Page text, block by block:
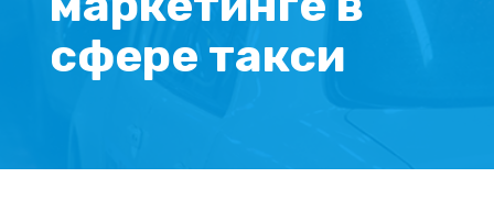
сфере такси